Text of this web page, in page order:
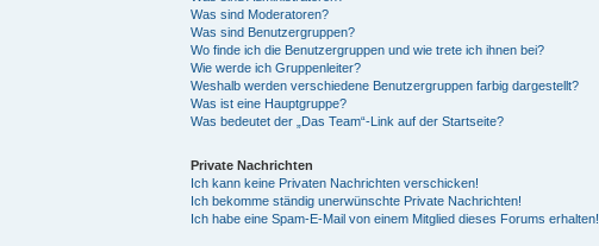
Was sind Moderatoren?
Was sind Benutzergruppen?
Wo finde ich die Benutzergruppen und wie trete ich ihnen bei?
Wie werde ich Gruppenleiter?
Weshalb werden verschiedene Benutzergruppen farbig dargestellt?
Was ist eine Hauptgruppe?
Was bedeutet der „Das Team“-Link auf der Startseite?
Private Nachrichten
Ich kann keine Privaten Nachrichten verschicken!
Ich bekomme ständig unerwünschte Private Nachrichten!
Ich habe eine Spam-E-Mail von einem Mitglied dieses Forums erhalten!